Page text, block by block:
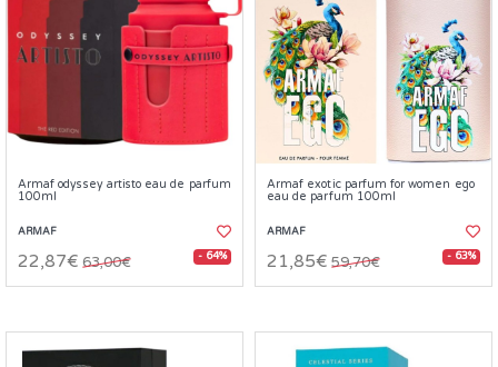
Armaf odyssey artisto eau de parfum
100ml
ARMAF
22,87€ 63,00€ - 64%
Armaf exotic parfum for women ego
eau de parfum 100ml
ARMAF
21,85€ 59,70€ - 63%